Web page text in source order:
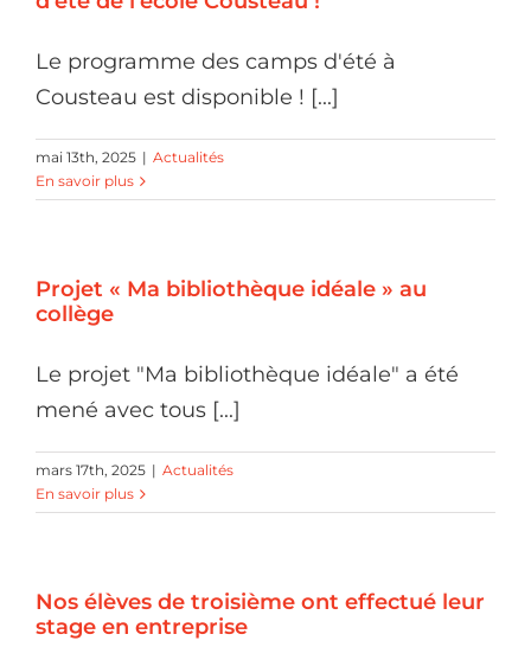
Le programme des camps d'été à
Cousteau est disponible ! [...]
mai 13th, 2025 | Actualités
En savoir plus
Projet « Ma bibliothèque idéale » au
collège
Le projet "Ma bibliothèque idéale" a été
mené avec tous [...]
mars 17th, 2025 | Actualités
En savoir plus
Nos élèves de troisième ont effectué leur
stage en entreprise